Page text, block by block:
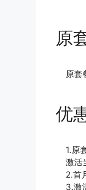
原
原套
优
1.原
激活
2.首
3.激